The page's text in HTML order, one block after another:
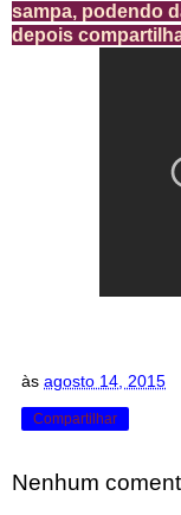
sampa, podendo
depois
às agosto 14, 2015
Compartilhar
Nenhum